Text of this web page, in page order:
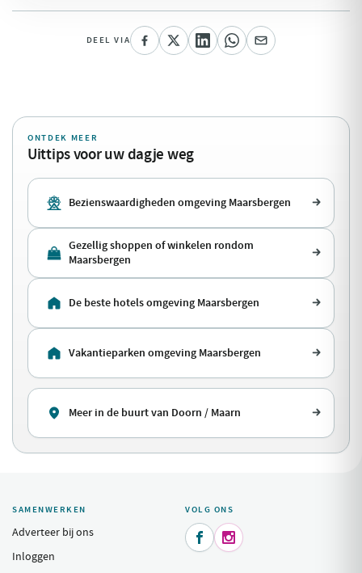
DEEL VIA
ONTDEK MEER
Uittips voor uw dagje weg
Bezienswaardigheden omgeving Maarsbergen
Gezellig shoppen of winkelen rondom
Maarsbergen
De beste hotels omgeving Maarsbergen
Vakantieparken omgeving Maarsbergen
Meer in de buurt van Doorn / Maarn
SAMENWERKEN
Adverteer bij ons
Inloggen
VOLG ONS
 